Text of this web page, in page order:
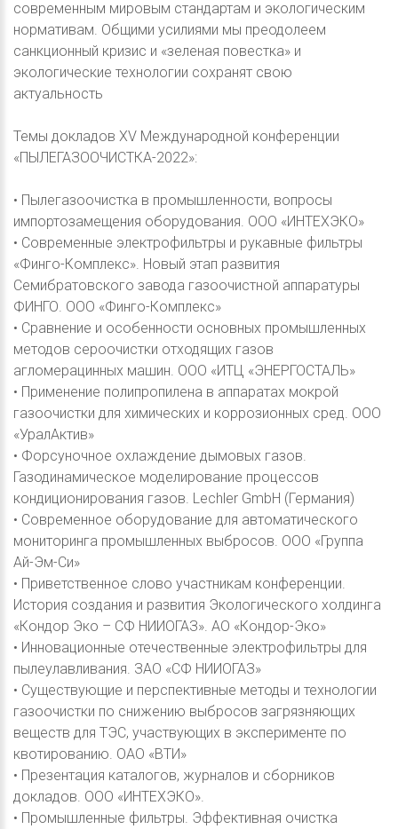
современным мировым стандартам и экологическим
нормативам. Общими усилиями мы преодолеем
санкционный кризис и «зеленая повестка» и
экологические технологии сохранят свою
актуальность
Темы докладов XV Международной конференции
«ПЫЛЕГАЗООЧИСТКА-2022»:
• Пылегазоочистка в промышленности, вопросы
импортозамещения оборудования. ООО «ИНТЕХЭКО»
• Современные электрофильтры и рукавные фильтры
«Финго-Комплекс». Новый этап развития
Семибратовского завода газоочистной аппаратуры
ФИНГО. ООО «Финго-Комплекс»
• Сравнение и особенности основных промышленных
методов сероочистки отходящих газов
агломерацинных машин. ООО «ИТЦ «ЭНЕРГОСТАЛЬ»
• Применение полипропилена в аппаратах мокрой
газоочистки для химических и коррозионных сред. ООО
«УралАктив»
• Форсуночное охлаждение дымовых газов.
Газодинамическое моделирование процессов
кондиционирования газов. Lechler GmbH (Германия)
• Современное оборудование для автоматического
мониторинга промышленных выбросов. ООО «Группа
Ай-Эм-Си»
• Приветственное слово участникам конференции.
История создания и развития Экологического холдинга
«Кондор Эко – СФ НИИОГАЗ». АО «Кондор-Эко»
• Инновационные отечественные электрофильтры для
пылеулавливания. ЗАО «СФ НИИОГАЗ»
• Существующие и перспективные методы и технологии
газоочистки по снижению выбросов загрязняющих
веществ для ТЭС, участвующих в эксперименте по
квотированию. ОАО «ВТИ»
• Презентация каталогов, журналов и сборников
докладов. ООО «ИНТЕХЭКО».
• Промышленные фильтры. Эффективная очистка